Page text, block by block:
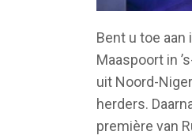
Bent u toe
Maaspoort in
uit Noord-
herders.
première van